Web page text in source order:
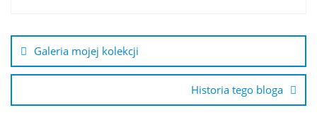
wpisuGaleria mojej kolekcji
Historia tego bloga